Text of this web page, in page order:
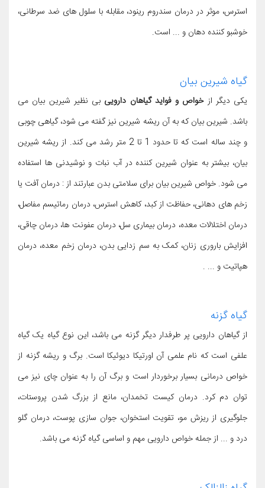
استرس، موثر در درمان سندروم رینود، مقابله با سلول های ضد سرطانی،
خوشبو کننده دهان و ... است.
گیاه شیرین بیان
یکی دیگر ازخواص و فواید گیاهان دارویی بی نظیر شیرین بیان می
باشد. شیرین بیان که به آن ریشه شیرین نیز گفته می شود، گیاهی چوبی
و چند ساله است که تا حدود 1 تا 2 متر رشد می کند. از ریشه شیرین
بیان، بیشتر به عنوان شیرین کننده در آب نبات و نوشیدنی ها استفاده
می شود. خواص شیرین بیان برای سلامتی بدن عبارتند از : درمان آفت یا
زخم های دهانی، حفاظت از کبد، کاهش استرس، درمان رماتیسم مفاصل،
درمان اختلالات معده، درمان بیماری سل، درمان عفونت ها، درمان چاقی،
افزایش باروری زنان، کمک به سم زدایی بدن، درمان زخم معده، درمان
هپاتیت و ... .
گیاه گزنه
از گیاهان دارویی پر طرفدار دیگر گزنه می باشد، این نوع گیاه یک گیاه
علفی است که نام علمی آن اورتیکا دیوئیکا است. برگ و ریشه گزنه از
خواص درمانی بسیار برخوردار است و برگ آن را به عنوان چای نیز می
توان دم کرد. درمان کیست تخمدان، مانع از بزرگ شدن پروستات،
جلوگیری از ریزش مو، تقویت استخوان، جوان سازی پوست، درمان گلو
درد و ... از جمله خواص دارویی مهم و اساسی گیاه گزنه می باشد.